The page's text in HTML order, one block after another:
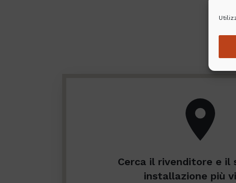
Cerca il rivenditore e il
installazione più